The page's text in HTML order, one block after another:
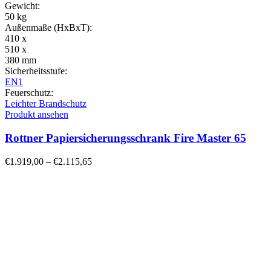
Gewicht:
50 kg
Außenmaße (HxBxT):
410 x
510 x
380 mm
Sicherheitsstufe:
EN1
Feuerschutz:
Leichter Brandschutz
Produkt ansehen
Rottner Papiersicherungsschrank Fire Master 65
€1.919,00 – €2.115,65